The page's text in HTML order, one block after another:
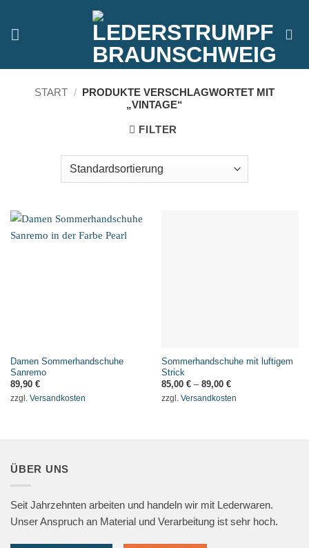
springen
START / PRODUKTE VERSCHLAGWORTET MIT
„VINTAGE“
FILTER
Damen Sommerhandschuhe
Sanremo
89,90 €
zzgl. Versandkosten
Sommerhandschuhe mit luftigem
Strick
85,00 €– 89,00 €
zzgl. Versandkosten
ÜBER UNS
Seit Jahrzehnten arbeiten und handeln wir mit Lederwaren.
Unser Anspruch an Material und Verarbeitung ist sehr hoch.